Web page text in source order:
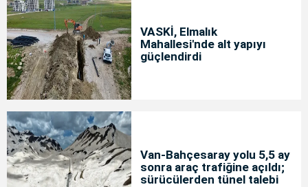
VASKİ, Elmalık
Mahallesi'nde alt yapıyı
güçlendirdi
Van-Bahçesaray yolu 5,5 ay
sonra araç trafiğine açıldı;
sürücülerden tünel talebi